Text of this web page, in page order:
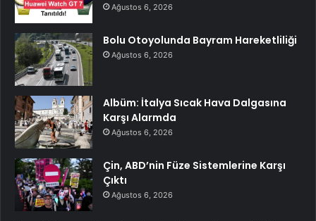
Ağustos 6, 2026
Bolu Otoyolunda Bayram Hareketliliği
Ağustos 6, 2026
Albüm: İtalya Sıcak Hava Dalgasına
Karşı Alarmda
Ağustos 6, 2026
Çin, ABD’nin Füze Sistemlerine Karşı
Çıktı
Ağustos 6, 2026